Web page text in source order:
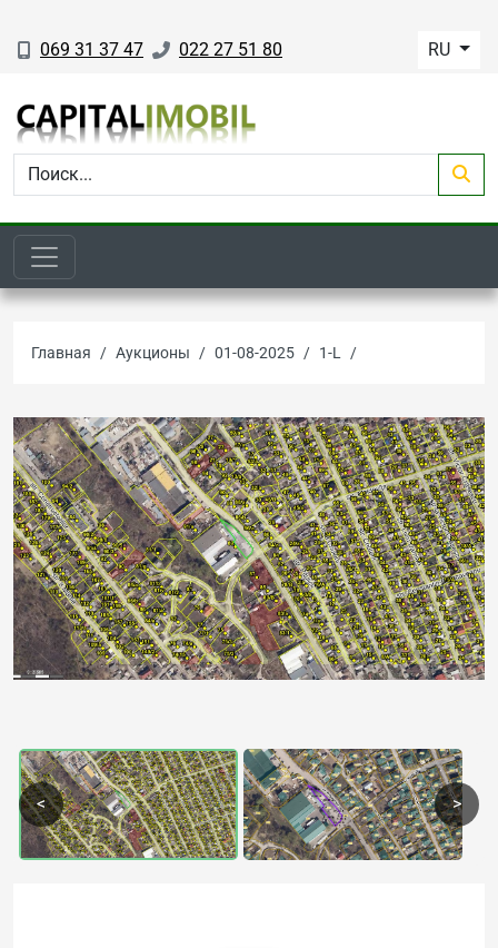
069 31 37 47 022 27 51 80 RU
Главная Аукционы 01-08-2025 1-L
Previous Next
< >